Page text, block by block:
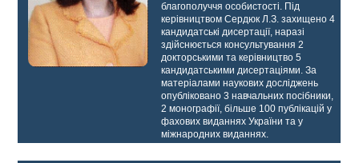
благополуччя особистості. Під
керівництвом Сердюк Л.З. захищено 4
кандидатські дисертації, наразі
здійснюється консультування 2
докторськими та керівництво 5
кандидатськими дисертаціями. За
матеріалами наукових досліджень
опубліковано 3 навчальних посібники,
2 монографії, більше 100 публікацій у
фахових виданнях України та у
міжнародних виданнях.